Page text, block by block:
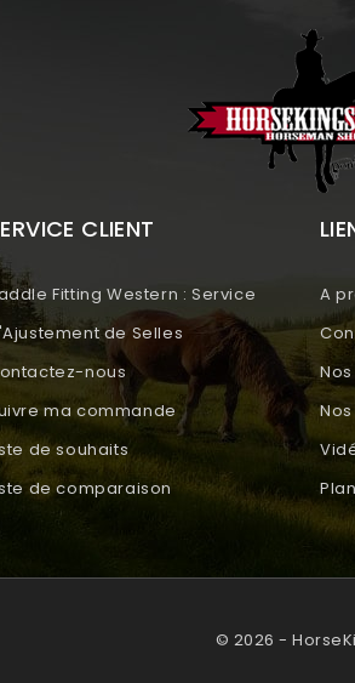
CLIENT
Fitting Western : Service
de Selles
nous
ma commande
de souhaits
de comparaison
A
© 2026 -